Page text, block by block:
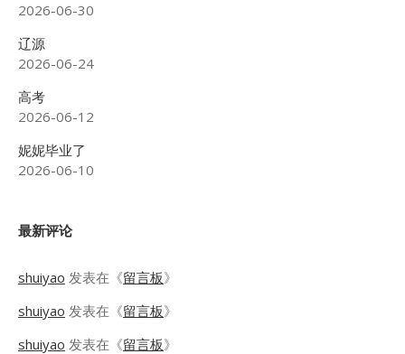
2026-06-30
辽源
2026-06-24
高考
2026-06-12
妮妮毕业了
2026-06-10
最新评论
shuiyao 发表在《留言板》
shuiyao 发表在《留言板》
shuiyao 发表在《留言板》